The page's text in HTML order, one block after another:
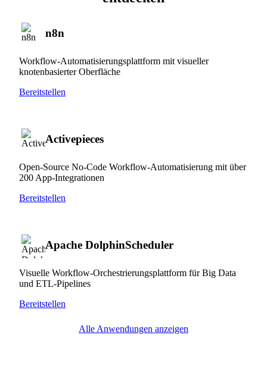
n8n
Workflow-Automatisierungsplattform mit visueller
knotenbasierter Oberfläche
Bereitstellen
Activepieces
Open-Source No-Code Workflow-Automatisierung mit über
200 App-Integrationen
Bereitstellen
Apache DolphinScheduler
Visuelle Workflow-Orchestrierungsplattform für Big Data
und ETL-Pipelines
Bereitstellen
Alle Anwendungen anzeigen